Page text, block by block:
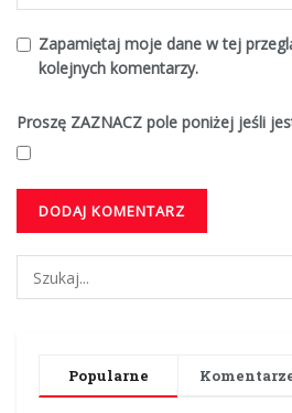
Zapamiętaj moje dane w tej
kolejnych komentarzy.
Proszę ZAZNACZ pole poniżej jeśli
Popularne